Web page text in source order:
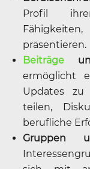
Profil
präsentieren.
Beiträge
ermöglicht
Updates zu
teilen,
berufliche
Gruppen